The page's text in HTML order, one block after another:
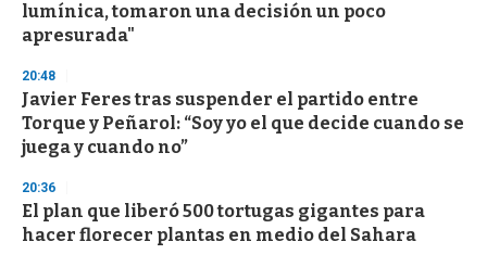
lumínica, tomaron una decisión un poco
apresurada"
20:48
Javier Feres tras suspender el partido entre
Torque y Peñarol: “Soy yo el que decide cuando se
juega y cuando no”
20:36
El plan que liberó 500 tortugas gigantes para
hacer florecer plantas en medio del Sahara